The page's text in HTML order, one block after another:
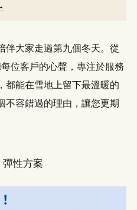
伴大家走過第九個冬天。從
位客戶的心聲，專注於服務
都能在雪地上留下最溫暖的
不容錯過的理由，讓您更期
性方案